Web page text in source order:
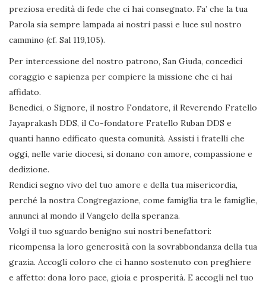
preziosa eredità di fede che ci hai consegnato. Fa’ che la tua
Parola sia sempre lampada ai nostri passi e luce sul nostro
cammino (cf. Sal 119,105).
Per intercessione del nostro patrono, San Giuda, concedici
coraggio e sapienza per compiere la missione che ci hai
affidato.
Benedici, o Signore, il nostro Fondatore, il Reverendo Fratello
Jayaprakash DDS, il Co-fondatore Fratello Ruban DDS e
quanti hanno edificato questa comunità. Assisti i fratelli che
oggi, nelle varie diocesi, si donano con amore, compassione e
dedizione.
Rendici segno vivo del tuo amore e della tua misericordia,
perché la nostra Congregazione, come famiglia tra le famiglie,
annunci al mondo il Vangelo della speranza.
Volgi il tuo sguardo benigno sui nostri benefattori:
ricompensa la loro generosità con la sovrabbondanza della tua
grazia. Accogli coloro che ci hanno sostenuto con preghiere
e affetto: dona loro pace, gioia e prosperità. E accogli nel tuo